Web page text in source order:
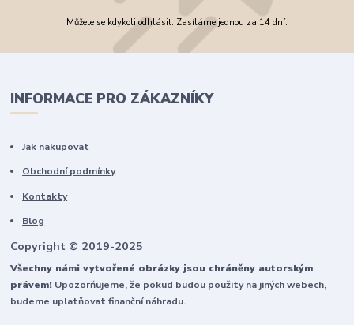
Můžete se kdykoli odhlásit. Zasíláme jednou za 14 dní.
INFORMACE PRO ZÁKAZNÍKY
Jak nakupovat
Obchodní podmínky
Kontakty
Blog
Copyright © 2019-2025
Všechny námi vytvořené obrázky jsou chráněny autorským
právem! Upozorňujeme, že pokud budou použity na jiných webech,
budeme uplatňovat finanční náhradu.